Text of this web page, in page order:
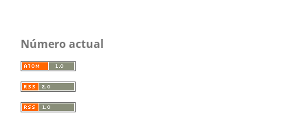
Número actual